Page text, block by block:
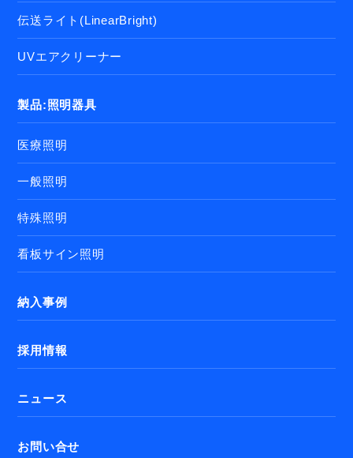
伝送ライト(LinearBright)
UVエアクリーナー
製品:照明器具
医療照明
一般照明
特殊照明
看板サイン照明
納入事例
採用情報
ニュース
お問い合せ